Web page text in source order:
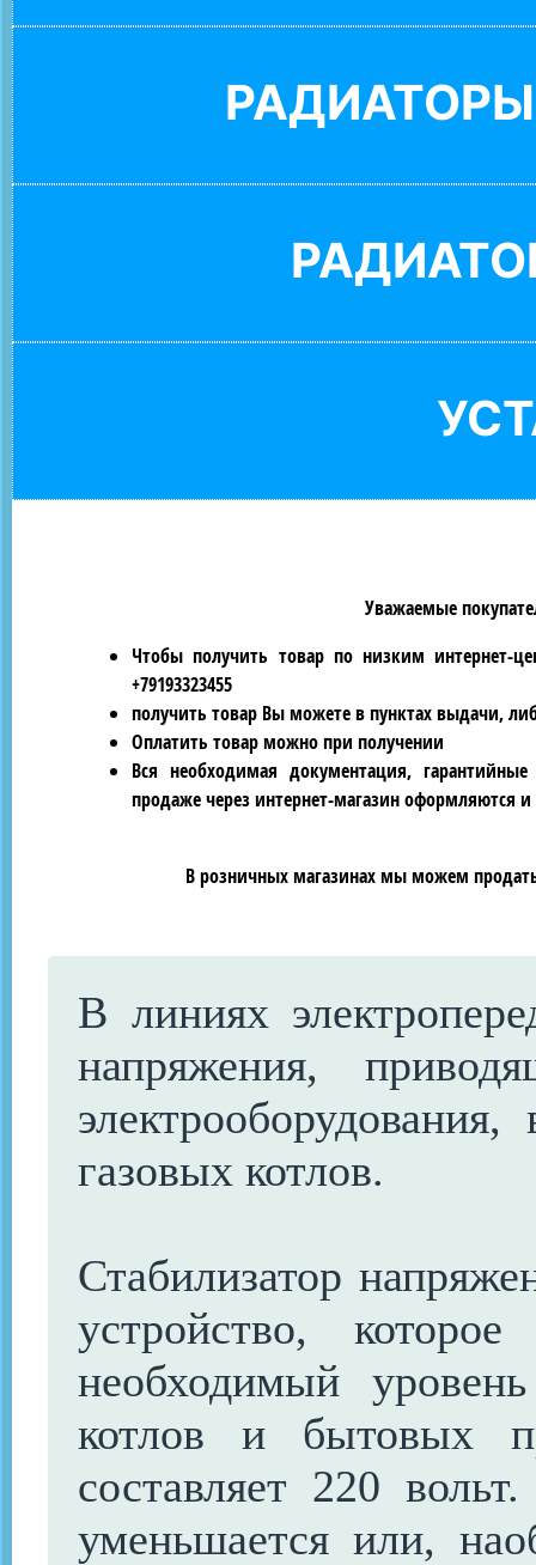
Уважаемые
Чтобы получить товар по низким интернет-
+79193323455
получить товар Вы можете в пунктах выдачи,
Оплатить товар можно при получении
Вся необходимая документация,
продаже через интернет-магазин оформляются
В розничных магазинах мы можем
В линиях
напряжения,
газовых котлов.
Стабилизатор
устройство,
необходимый
котлов и бытовых
составляет 220
уменьшается или,